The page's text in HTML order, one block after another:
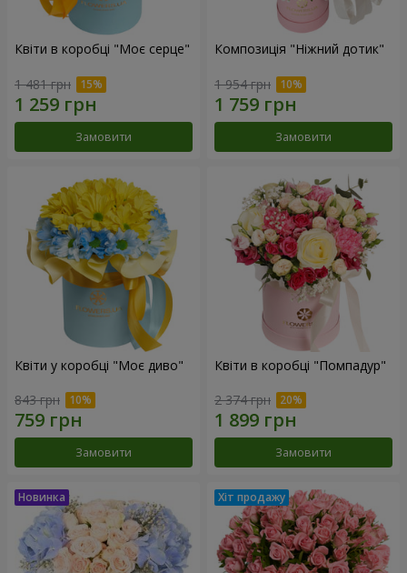
Квіти в коробці "Моє серце"
1 481 грн
Замовити
Композиція "Ніжний дотик"
1 954 грн
Замовити
Квіти у коробці "Моє диво"
843 грн
Замовити
Квіти в коробці "Помпадур"
2 374 грн
Замовити